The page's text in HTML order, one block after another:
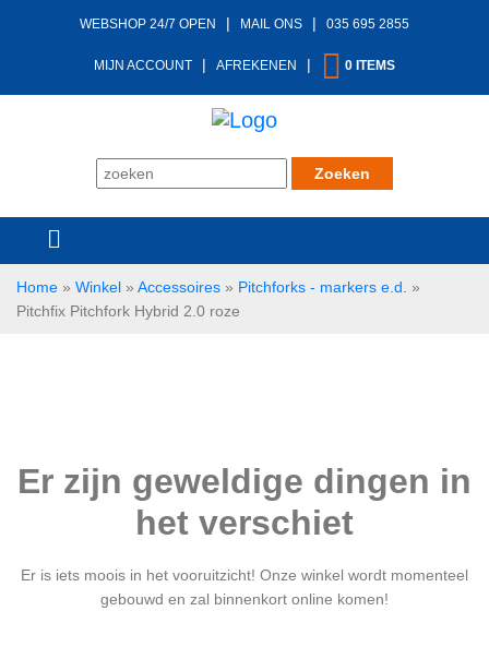
WEBSHOP 24/7 OPEN | MAIL ONS | 035 695 2855
MIJN ACCOUNT | AFREKENEN | 0 ITEMS
Home » Winkel » Accessoires » Pitchforks - markers e.d.
»
Pitchfix Pitchfork Hybrid 2.0 roze
Er zijn geweldige dingen in
het verschiet
Er is iets moois in het vooruitzicht! Onze winkel wordt momenteel
gebouwd en zal binnenkort online komen!